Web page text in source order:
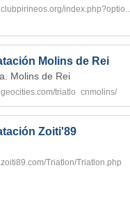
Molins de Rei
Molins de Rei
triatlo_cnmolins/
Zoiti'89
Triatlon/Triatlon.php